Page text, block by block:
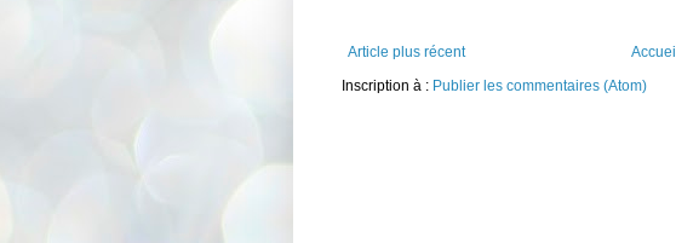
Article plus récent
Accueil
Inscription à : Publier les commentaires (Atom)